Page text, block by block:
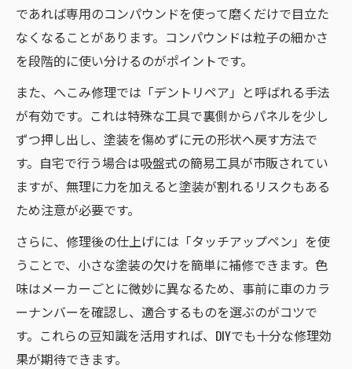
であれば専用のコンパウンドを使って磨くだけで目立た
なくなることがあります。コンパウンドは粒子の細かさ
を段階的に使い分けるのがポイントです。
また、へこみ修理では「デントリペア」と呼ばれる手法
が有効です。これは特殊な工具で裏側からパネルを少し
ずつ押し出し、塗装を傷めずに元の形状へ戻す方法で
す。自宅で行う場合は吸盤式の簡易工具が市販されてい
ますが、無理に力を加えると塗装が割れるリスクもある
ため注意が必要です。
さらに、修理後の仕上げには「タッチアップペン」を使
うことで、小さな塗装の欠けを簡単に補修できます。色
味はメーカーごとに微妙に異なるため、事前に車のカラ
ーナンバーを確認し、適合するものを選ぶのがコツで
す。これらの豆知識を活用すれば、DIYでも十分な修理効
果が期待できます。